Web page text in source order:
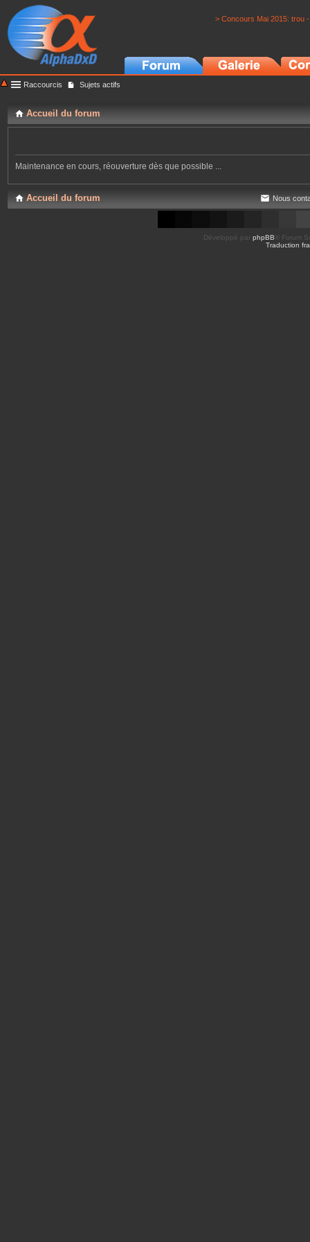
> Concours Mai 2015: trou
Raccourcis Sujets actifs
Accueil du forum
Maintenance en cours, réouverture dès que possible ...
Accueil du forum Nous
Développé par phpBB ® Forum
Traduction